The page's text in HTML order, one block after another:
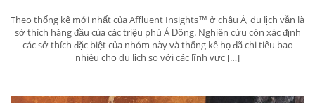
Theo thống kê mới nhất của Affluent Insights™ ở châu Á, du lịch vẫn là
sở thích hàng đầu của các triệu phú Á Đông. Nghiên cứu còn xác định
các sở thích đặc biệt của nhóm này và thống kê họ đã chi tiêu bao
nhiêu cho du lịch so với các lĩnh vực […]